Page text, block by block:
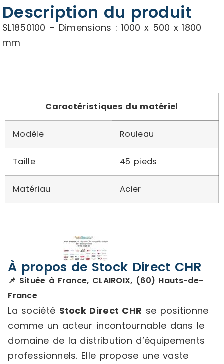
Description du produit
SL1850100 – Dimensions : 1000 x 500 x 1800
mm
Caractéristiques du matériel
Modèle Rouleau
Taille 45 pieds
Matériau Acier
À propos de Stock Direct CHR
📌 Située à France, CLAIROIX, (60) Hauts-de-
France
La société Stock Direct CHR se positionne
comme un acteur incontournable dans le
domaine de la distribution d’équipements
professionnels. Elle propose une vaste